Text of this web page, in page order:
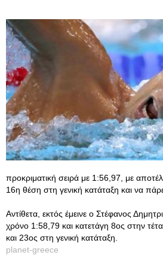
προκριματική σειρά με 1:56,97, με
16η θέση στη γενική κατάταξη και να πάρει
Αντίθετα, εκτός έμεινε ο Στέφανος
χρόνο 1:58,79 και κατετάγη 8ος στην
και 23ος στη γενική κατάταξη.
planet-greece